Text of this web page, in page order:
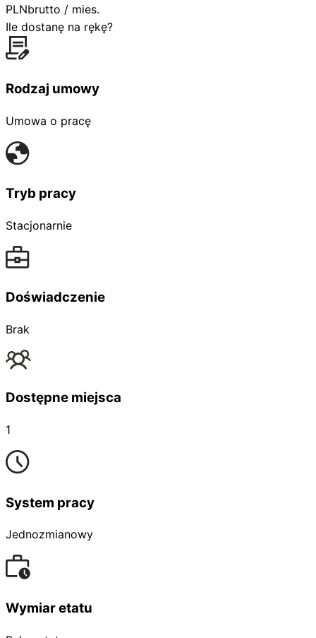
PLNbrutto / mies.
Ile dostanę na rękę?
Rodzaj umowy
Umowa o pracę
Tryb pracy
Stacjonarnie
Doświadczenie
Brak
Dostępne miejsca
1
System pracy
Jednozmianowy
Wymiar etatu